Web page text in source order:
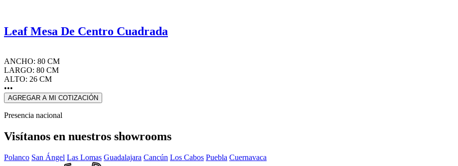
Leaf Mesa De Centro Cuadrada
ANCHO: 80 CM
LARGO: 80 CM
ALTO: 26 CM
•••
AGREGAR A MI COTIZACIÓN
Presencia nacional
Visítanos en nuestros showrooms
Polanco San Ángel Las Lomas Guadalajara Cancún Los Cabos Puebla Cuernavaca